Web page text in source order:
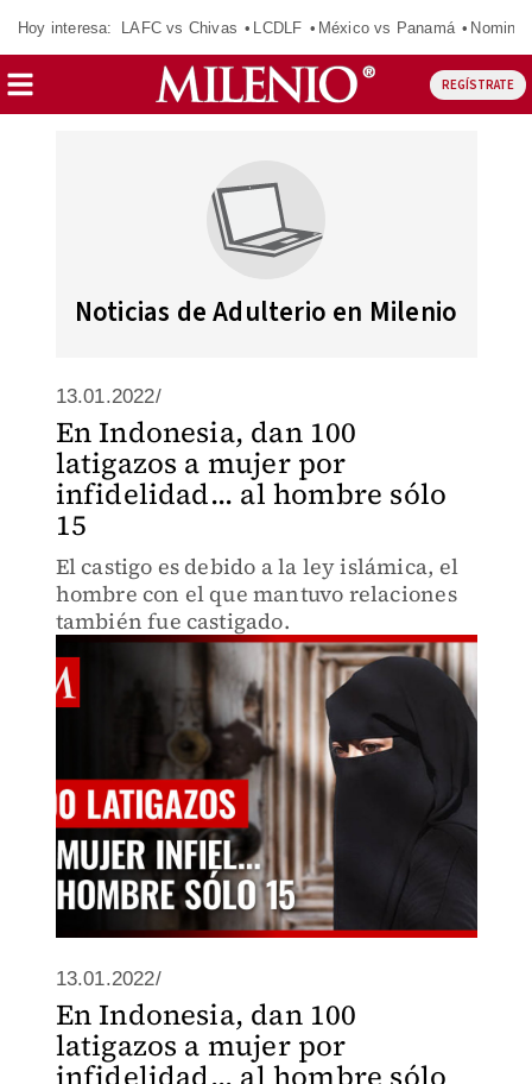
Hoy interesa: LAFC vs Chivas LCDLF México vs Panamá
REGÍSTRATE
Noticias de Adulterio en Milenio
13.01.2022/
En Indonesia, dan 100
latigazos a mujer por
infidelidad... al hombre sólo
15
El castigo es debido a la ley islámica, el
hombre con el que mantuvo relaciones
también fue castigado.
13.01.2022/
En Indonesia, dan 100
latigazos a mujer por